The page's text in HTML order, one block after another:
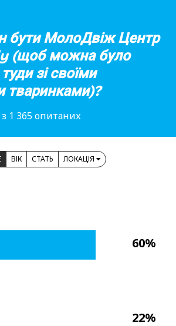
бути МолоДвіж Центр
(щоб можна було
зі своїми
тваринками)?
з 1 365 опитаних
ВІК СТАТЬ ЛОКАЦІЯ
60%
22%